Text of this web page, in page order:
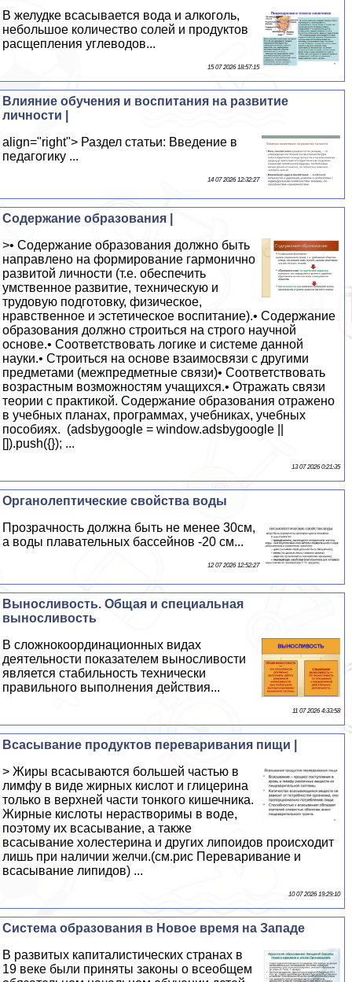
В желудке всасывается вода и алкоголь,
небольшое количество солей и продуктов
расщепления углеводов...
15 07 2026 18:57:15
Влияние обучения и воспитания на развитие
личности |
align="right"> Раздел статьи: Введение в
педагогику ...
14 07 2026 12:32:27
Содержание образования |
>• Содержание образования должно быть
направлено на формирование гармонично
развитой личности (т.е. обеспечить
умственное развитие, техническую и
трудовую подготовку, физическое,
нравственное и эстетическое воспитание).• Содержание
образования должно строиться на строго научной
основе.• Соответствовать логике и системе данной
науки.• Строиться на основе взаимосвязи с другими
предметами (межпредметные связи)• Соответствовать
возрастным возможностям учащихся.• Отражать связи
теории с практикой. Содержание образования отражено
в учебных планах, программах, учебниках, учебных
пособиях. (adsbygoogle = window.adsbygoogle ||
[]).push({}); ...
13 07 2026 0:21:35
Органолептические свойства воды
Прозрачность должна быть не менее 30см,
а воды плавательных бассейнов -20 см...
12 07 2026 12:52:27
Выносливость. Общая и специальная
выносливость
В сложнокоординационных видах
деятельности показателем выносливости
является стабильность технически
правильного выполнения действия...
11 07 2026 4:33:58
Всасывание продуктов переваривания пищи |
> Жиры всасываются большей частью в
лимфу в виде жирных кислот и глицерина
только в верхней части тонкого кишечника.
Жирные кислоты нерастворимы в воде,
поэтому их всасывание, а также
всасывание холестерина и других липоидов происходит
лишь при наличии желчи.(см.рис Переваривание и
всасывание липидов) ...
10 07 2026 19:29:10
Система образования в Новое время на Западе
В развитых капиталистических странах в
19 веке были приняты законы о всеобщем